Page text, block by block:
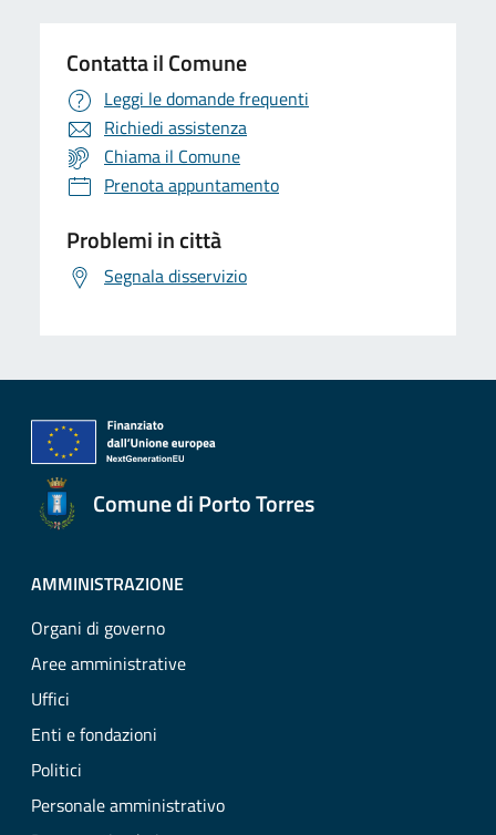
Contatta il Comune
Leggi le domande frequenti
Richiedi assistenza
Chiama il Comune
Prenota appuntamento
Problemi in città
Segnala disservizio
Comune di Porto Torres
AMMINISTRAZIONE
Organi di governo
Aree amministrative
Uffici
Enti e fondazioni
Politici
Personale amministrativo